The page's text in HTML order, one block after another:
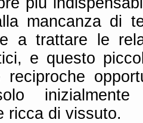
mancanza di
a trattare le
e questo
reciproche
ricca di vissuto.